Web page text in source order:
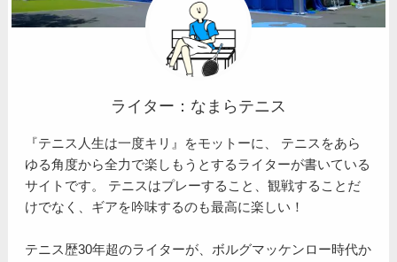
ライター：なまらテニス
『テニス人生は一度キリ』をモットーに、 テニスをあら
ゆる角度から全力で楽しもうとするライターが書いている
サイトです。 テニスはプレーすること、観戦することだ
けでなく、ギアを吟味するのも最高に楽しい！
テニス歴30年超のライターが、ボルグマッケンロー時代か